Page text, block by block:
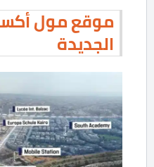
موقع مول
الجديدة